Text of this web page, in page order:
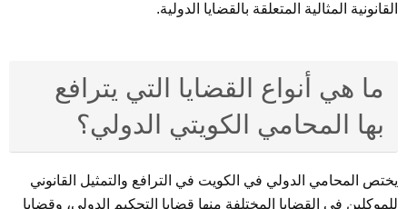
القانونية المثالية المتعلقة بالقضايا الدولية.
ما هي أنواع القضايا التي يترافع
بها المحامي الكويتي الدولي؟
يختص المحامي الدولي في الكويت في الترافع والتمثيل القانوني
للموكلين في القضايا المختلفة منها قضايا التحكيم الدولي، وقضايا